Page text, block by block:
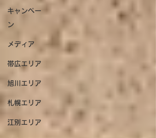
キャンペー
ン
メディア
帯広エリア
旭川エリア
札幌エリア
江別エリア